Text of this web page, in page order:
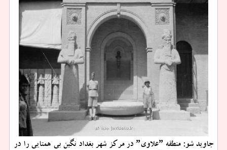
جاوید شو: منطقه ˮعلاویˮ در مرکز شهر بغداد نگین بی همتایی را در